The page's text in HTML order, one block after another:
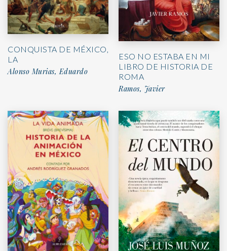
CONQUISTA DE MÉXICO,
LA
Alonso Murias, Eduardo
ESO NO ESTABA EN MI
LIBRO DE HISTORIA DE
ROMA
Ramos, Javier